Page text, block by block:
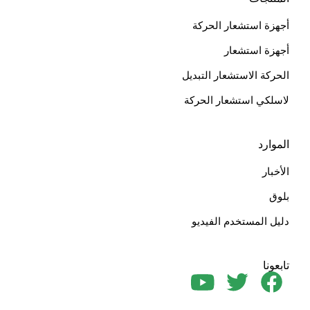
أجهزة استشعار الحركة
أجهزة استشعار
الحركة الاستشعار التبديل
لاسلكي استشعار الحركة
الموارد
الأخبار
بلوق
دليل المستخدم الفيديو
تابعونا